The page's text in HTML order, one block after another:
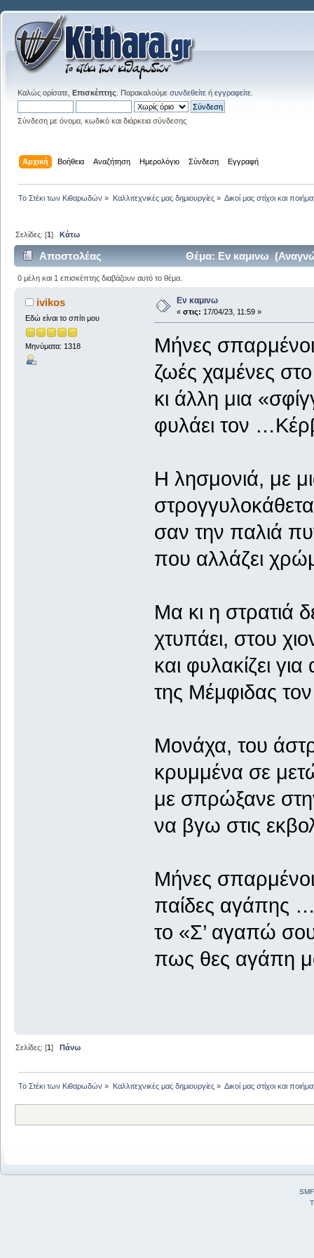
Καλώς ορίσατε, Επισκέπτης . Παρακαλούμε συνδεθείτε ή εγγραφείτε
Σύνδεση με όνομα, κωδικό και διάρκεια σύνδεσης
Αρχική Βοήθεια Αναζήτηση Ημερολόγιο Σύνδεση Εγγραφή
Το Στέκι των Κιθαρωδών » Καλλιτεχνικές μας δημιουργίες» Δικοί μας στίχοι και
Σελίδες: [1]Κάτω
Αποστολέας Θέμα: Εν καμινω
0 μέλη και 1 επισκέπτης διαβάζουν αυτό το θέμα.
ivikos
Εδώ είναι το σπίτι μου
Μηνύματα: 1318
Εν καμινω
« στις: 17/04/23, 11:59 »
Μήνες
ζωές χαμένες
κι άλλη μια
φυλάει τον
Η λησμονιά, με
σαν την παλιά
που αλλάζει
Μα κι η στρατιά
χτυπάει, στου
και φυλακίζει για
της Μέμφιδας
Μονάχα, του
κρυμμένα σε
με σπρώξανε
να βγω στις
Μήνες
παίδες αγάπης
το «Σ’ αγαπώ
πως θες αγάπη
Σελίδες: [1]Πάνω
Το Στέκι των Κιθαρωδών » Καλλιτεχνικές μας δημιουργίες» Δικοί μας στίχοι και